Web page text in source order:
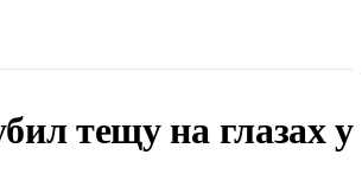
тещу на глазах у